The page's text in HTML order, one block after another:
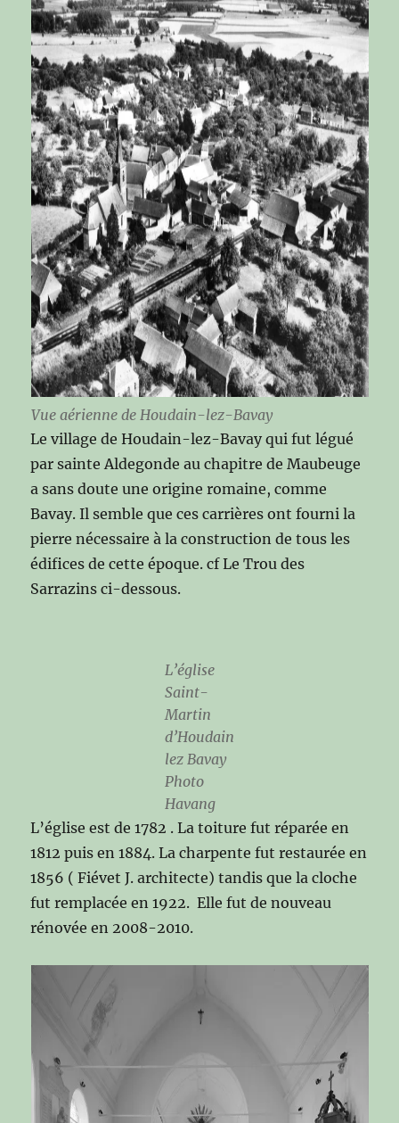
Vue aérienne de Houdain-lez-Bavay
Le village de Houdain-lez-Bavay qui fut légué
par sainte Aldegonde au chapitre de Maubeuge
a sans doute une origine romaine, comme
Bavay. Il semble que ces carrières ont fourni la
pierre nécessaire à la construction de tous les
édifices de cette époque. cf Le Trou des
Sarrazins ci-dessous.
L’église
Saint-
Martin
d’Houdain
lez Bavay
Photo
Havang
L’église est de 1782 . La toiture fut réparée en
1812 puis en 1884. La charpente fut restaurée en
1856 ( Fiévet J. architecte) tandis que la cloche
fut remplacée en 1922. Elle fut de nouveau
rénovée en 2008-2010.